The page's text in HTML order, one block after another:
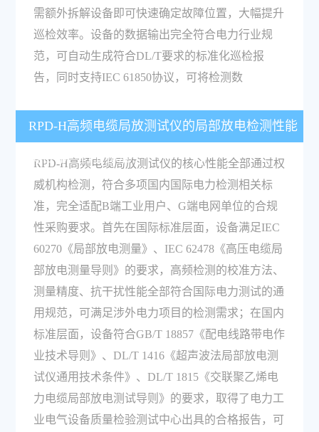
需额外拆解设备即可快速确定故障位置，大幅提升
巡检效率。设备的数据输出完全符合电力行业规
范，可自动生成符合DL/T要求的标准化巡检报
告，同时支持IEC 61850协议，可将检测数
RPD-H高频电缆局放测试仪的局部放电检测性能
符合哪些行业标准？
RPD-H高频电缆局放测试仪的核心性能全部通过权
威机构检测，符合多项国内国际电力检测相关标
准，完全适配B端工业用户、G端电网单位的合规
性采购要求。首先在国际标准层面，设备满足IEC
60270《局部放电测量》、IEC 62478《高压电缆局
部放电测量导则》的要求，高频检测的校准方法、
测量精度、抗干扰性能全部符合国际电力测试的通
用规范，可满足涉外电力项目的检测需求；在国内
标准层面，设备符合GB/T 18857《配电线路带电作
业技术导则》、DL/T 1416《超声波法局部放电测
试仪通用技术条件》、DL/T 1815《交联聚乙烯电
力电缆局部放电测试导则》的要求，取得了电力工
业电气设备质量检验测试中心出具的合格报告，可